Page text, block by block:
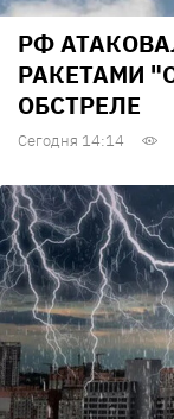
РФ
РАКЕТАМИ
ОБСТРЕЛЕ
Сегодня 14:14